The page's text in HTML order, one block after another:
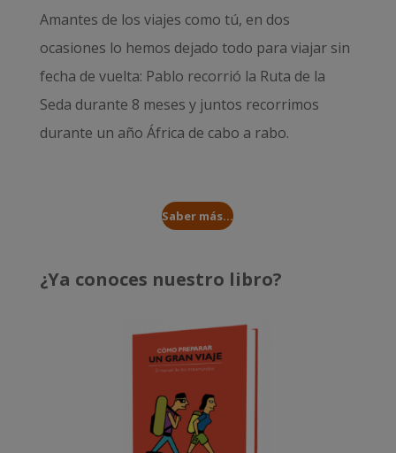
Amantes de los viajes como tú, en dos
ocasiones lo hemos dejado todo para viajar sin
fecha de vuelta: Pablo recorrió la Ruta de la
Seda durante 8 meses y juntos recorrimos
durante un año África de cabo a rabo.
Saber más...
¿Ya conoces nuestro libro?